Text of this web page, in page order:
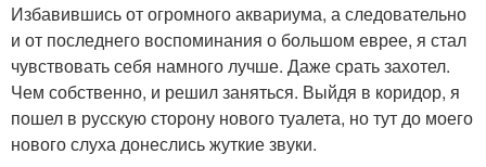
Избавившись от огромного аквариума, а следовательно
и от последнего воспоминания о большом еврее, я стал
чувствовать себя намного лучше. Даже срать захотел.
Чем собственно, и решил заняться. Выйдя в коридор, я
пошел в русскую сторону нового туалета, но тут до моего
нового слуха донеслись жуткие звуки.